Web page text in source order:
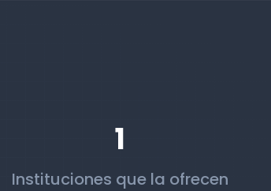
1
Instituciones que la ofrecen